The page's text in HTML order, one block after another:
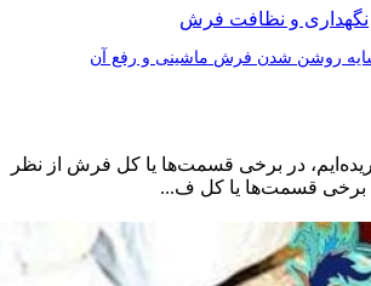
نگهداری و نظافت فرش
روشن شدن فرش ماشینی و رفع آن
در برخی قسمت‌ها یا کل فرش از نظر
برخی قسمت‌ها یا کل ف...